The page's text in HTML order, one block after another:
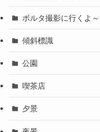
ボルタ撮影に行くよ～
傾斜標識
公園
喫茶店
夕景